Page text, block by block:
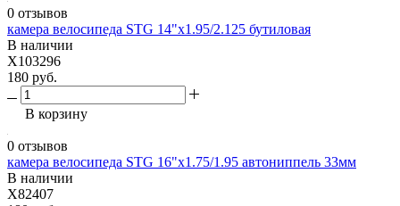
0 отзывов
камера велосипеда STG 14"x1.95/2.125 бутиловая
В наличии
X103296
180 руб.
В корзину
0 отзывов
камера велосипеда STG 16"x1.75/1.95 автониппель 33мм
В наличии
X82407